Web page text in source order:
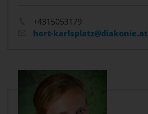
+4315053179
hort-karlsplatz@diakonie.at